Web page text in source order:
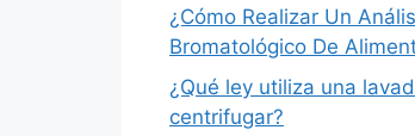
¿Cómo Realizar Un
Bromatológico De
¿Qué ley utiliza una
centrifugar?